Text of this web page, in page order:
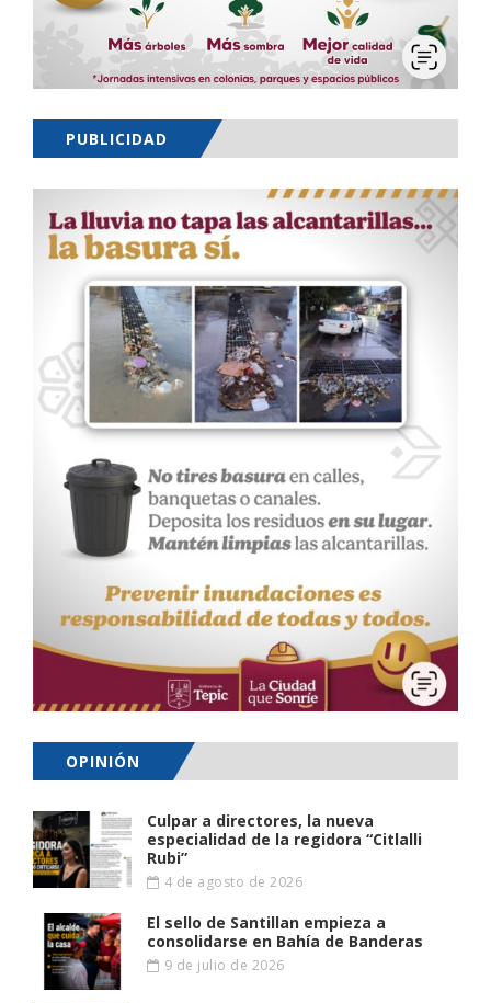
PUBLICIDAD
OPINIÓN
Culpar a directores, la nueva
especialidad de la regidora “Citlalli
Rubi”
4 de agosto de 2026
El sello de Santillan empieza a
consolidarse en Bahía de Banderas
9 de julio de 2026